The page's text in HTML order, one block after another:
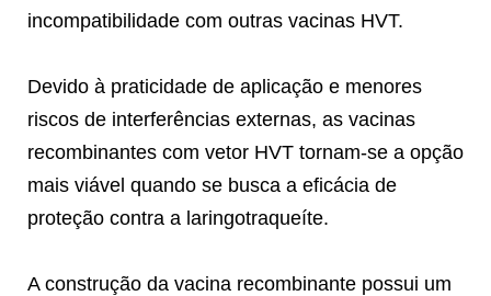
incompatibilidade com outras vacinas HVT.
Devido à praticidade de aplicação e menores
riscos de interferências externas, as vacinas
recombinantes com vetor HVT tornam-se a opção
mais viável quando se busca a eficácia de
proteção contra a laringotraqueíte.
A construção da vacina recombinante possui um